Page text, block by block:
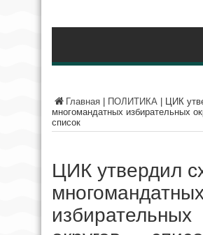
Главная ПОЛИТИКА
ЦИК
многомандатных избирательных
список
ЦИК утвердил
многомандатных
избирательных